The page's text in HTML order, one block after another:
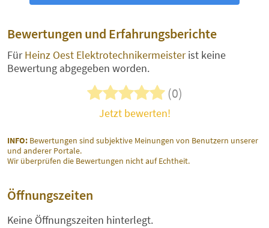
Bewertungen und Erfahrungsberichte
FürHeinz Oest Elektrotechnikermeisterist keine
Bewertung abgegeben worden.
(0)
Jetzt bewerten!
INFO: Bewertungen sind subjektive Meinungen von Benutzern unserer
und anderer Portale.
Wir überprüfen die Bewertungen nicht auf Echtheit.
Öffnungszeiten
Keine Öffnungszeiten hinterlegt.